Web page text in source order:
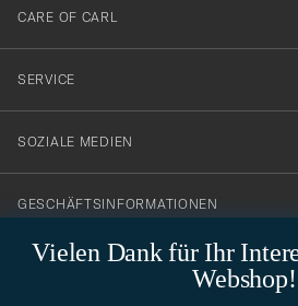
Vielen Dank für Ihr
Webshop!
till
vårt
nyhetsbrev!
CARE OF CARL
SERVICE
SOZIALE MEDIEN
GESCHÄFTSINFORMATIONEN